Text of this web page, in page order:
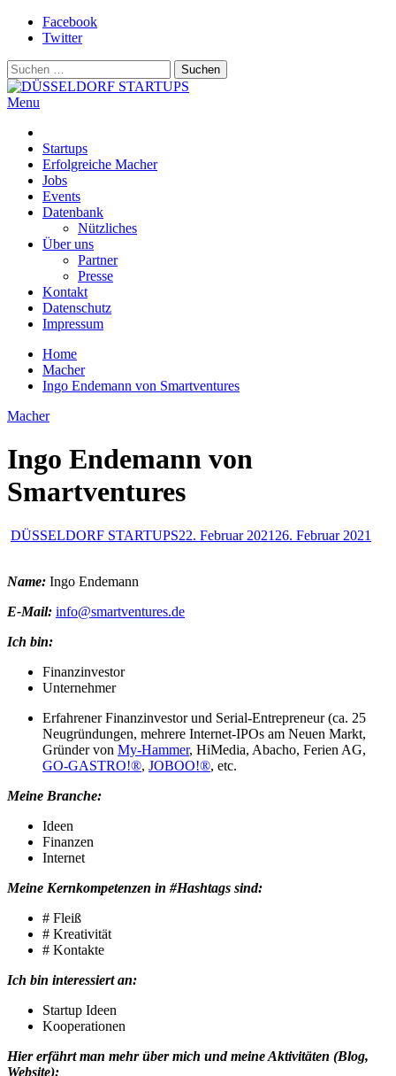
Skip
Facebook
Twitter
Suchen
nach:
ganzen Rheinland
Menu
Startups
Erfolgreiche Macher
Jobs
Events
Datenbank
Nützliches
Über uns
Partner
Presse
Kontakt
Datenschutz
Impressum
Home
Macher
Ingo Endemann von Smartventures
Macher
Ingo Endemann von
Smartventures
DÜSSELDORF STARTUPS22. Februar 2021 26. Februar 2021
Name: Ingo Endemann
E-Mail: info@smartventures.de
Ich bin:
Finanzinvestor
Unternehmer
Erfahrener Finanzinvestor und Serial-Entrepreneur (ca. 25
Neugründungen, mehrere Internet-IPOs am Neuen Markt,
Gründer von My-Hammer, HiMedia, Abacho, Ferien AG,
GO-GASTRO!®, JOBOO!®, etc.
Meine Branche:
Ideen
Finanzen
Internet
Meine Kernkompetenzen in #Hashtags sind:
# Fleiß
# Kreativität
# Kontakte
Ich bin interessiert an:
Startup Ideen
Kooperationen
Hier erfährt man mehr über mich und meine Aktivitäten (Blog,
Website):